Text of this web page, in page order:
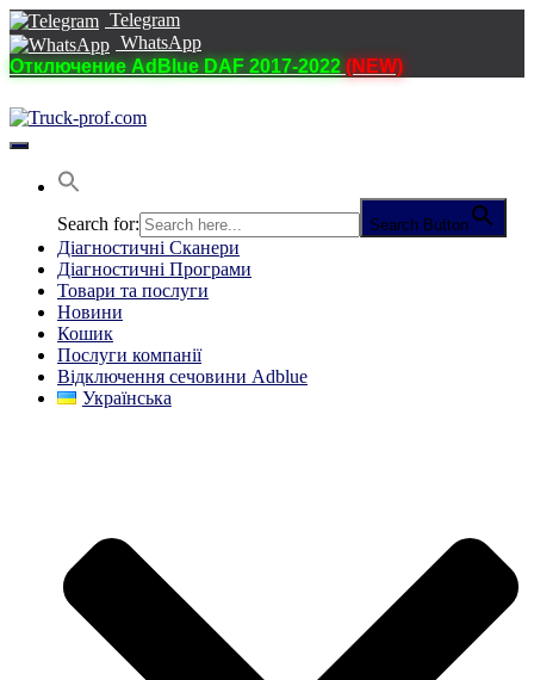
Telegram
WhatsApp
Отключение AdBlue DAF 2017-2022 (NEW)
Перемкнути
навігацію
Search for: Search Button
Діагностичні Cканери
Діагностичні Програми
Товари та послуги
Новини
Кошик
Послуги компанії
Відключення сечовини Adblue
Українська